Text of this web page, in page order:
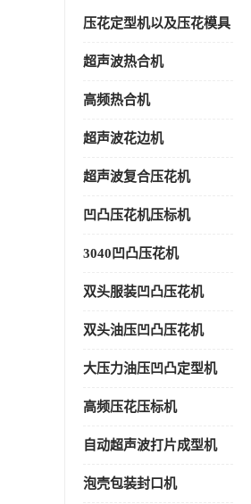
压花定型机以及压花模具
超声波热合机
高频热合机
超声波花边机
超声波复合压花机
凹凸压花机压标机
3040凹凸压花机
双头服装凹凸压花机
双头油压凹凸压花机
大压力油压凹凸定型机
高频压花压标机
自动超声波打片成型机
泡壳包装封口机